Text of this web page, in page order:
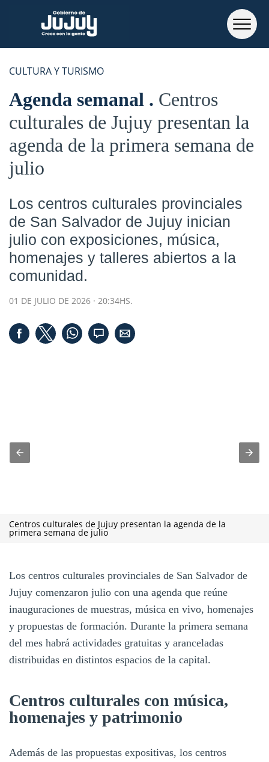
CULTURA Y TURISMO
Agenda semanal
Centros
culturales de Jujuy presentan la
agenda de la primera semana de
julio
Los centros culturales provinciales
de San Salvador de Jujuy inician
julio con exposiciones, música,
homenajes y talleres abiertos a la
comunidad.
01 DE JULIO DE 2026 · 20:34HS.
Centros culturales de Jujuy presentan la agenda de la
primera semana de julio
Los centros culturales provinciales de San Salvador de
Jujuy comenzaron julio con una agenda que reúne
inauguraciones de muestras, música en vivo, homenajes
y propuestas de formación. Durante la primera semana
del mes habrá actividades gratuitas y aranceladas
distribuidas en distintos espacios de la capital.
Centros culturales con música,
homenajes y patrimonio
Además de las propuestas expositivas, los centros